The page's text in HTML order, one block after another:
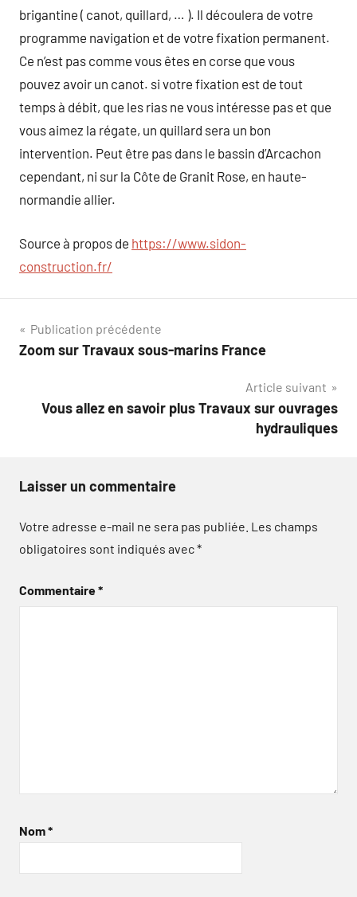
brigantine ( canot, quillard, … ). Il découlera de votre
programme navigation et de votre fixation permanent.
Ce n’est pas comme vous êtes en corse que vous
pouvez avoir un canot. si votre fixation est de tout
temps à débit, que les rias ne vous intéresse pas et que
vous aimez la régate, un quillard sera un bon
intervention. Peut être pas dans le bassin d’Arcachon
cependant, ni sur la Côte de Granit Rose, en haute-
normandie allier.
Source à propos de https://www.sidon-
construction.fr/
Navigation
de
Publication précédente
Zoom sur Travaux sous-marins France
Article suivant
Vous allez en savoir plus Travaux sur ouvrages
hydrauliques
Laisser un commentaire
Votre adresse e-mail ne sera pas publiée. Les champs
obligatoires sont indiqués avec*
Commentaire*
Nom*